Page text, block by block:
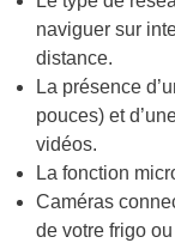
naviguer sur
distance.
La présence
pouces) et
vidéos.
La fonction
Caméras
de votre frigo